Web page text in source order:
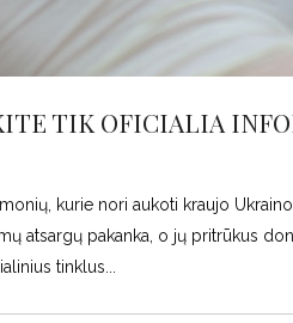
TIK OFICIALIA
kurie nori aukoti kraujo
atsargų pakanka, o jų pritrūkus
tinklus